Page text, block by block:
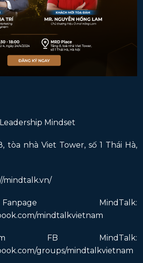
Mindset
tòa nhà Viet Tower, số 1 Thái Hà,
mindtalk.vn/
MindTalk:
mindtalkvietnam
FB MindTalk:
groups/mindtalkvietnam